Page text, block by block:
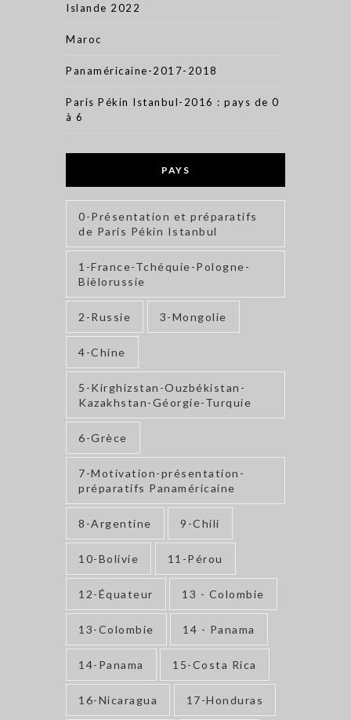
Islande 2022
Maroc
Panaméricaine-2017-2018
Paris Pékin Istanbul-2016 : pays de 0
à 6
PAYS
0-Présentation et préparatifs
de Paris Pékin Istanbul
1-France-Tchéquie-Pologne-
Bièlorussie
2-Russie 3-Mongolie
4-Chine
5-Kirghizstan-Ouzbékistan-
Kazakhstan-Géorgie-Turquie
6-Grèce
7-Motivation-présentation-
préparatifs Panaméricaine
8-Argentine 9-Chili
10-Bolivie 11-Pérou
12-Équateur 13 - Colombie
13-Colombie 14 - Panama
14-Panama 15-Costa Rica
16-Nicaragua 17-Honduras